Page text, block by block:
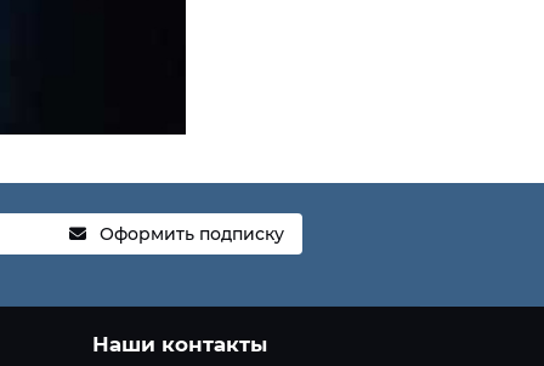
Оформить подписку
Наши контакты